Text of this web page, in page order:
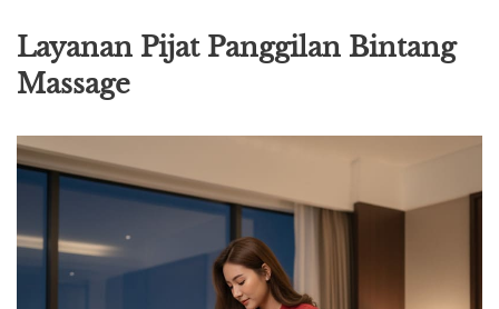
Layanan Pijat Panggilan Bintang
Massage